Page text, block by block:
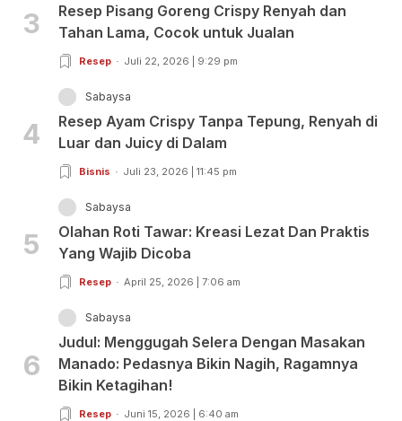
3
Resep Pisang Goreng Crispy Renyah dan
Tahan Lama, Cocok untuk Jualan
Resep Juli 22, 2026 | 9:29 pm
4
Sabaysa
Resep Ayam Crispy Tanpa Tepung, Renyah di
Luar dan Juicy di Dalam
Bisnis Juli 23, 2026 | 11:45 pm
5
Sabaysa
Olahan Roti Tawar: Kreasi Lezat Dan Praktis
Yang Wajib Dicoba
Resep April 25, 2026 | 7:06 am
6
Sabaysa
Judul: Menggugah Selera Dengan Masakan
Manado: Pedasnya Bikin Nagih, Ragamnya
Bikin Ketagihan!
Resep Juni 15, 2026 | 6:40 am